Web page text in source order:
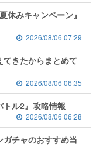
休みキャンペーン』
2026/08/06 07:29
きたからまとめて
2026/08/06 06:35
トル2』攻略情報
2026/08/06 06:28
ガチャのおすすめ当